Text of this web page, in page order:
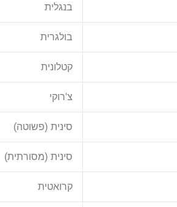
בנגלית
בולגרית
קטלונית
צ'רוקי
סינית (פשוטה)
סינית (מסורתית)
קרואטית